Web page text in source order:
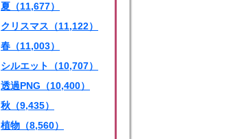
夏（11,677）
クリスマス（11,122）
春（11,003）
シルエット（10,707）
透過PNG（10,400）
秋（9,435）
植物（8,560）